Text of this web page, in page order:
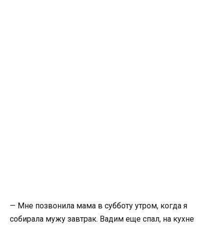
— Мне позвонила мама в субботу утром, когда я
собирала мужу завтрак. Вадим еще спал, на кухне